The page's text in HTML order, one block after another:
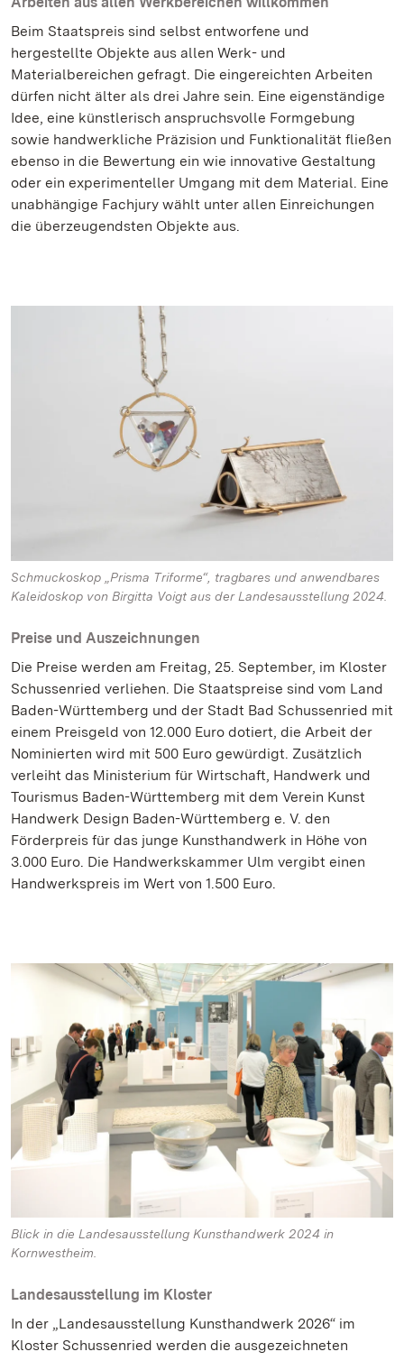
Beim Staatspreis sind selbst entworfene und
hergestellte Objekte aus allen Werk- und
Materialbereichen gefragt. Die eingereichten Arbeiten
dürfen nicht älter als drei Jahre sein. Eine eigenständige
Idee, eine künstlerisch anspruchsvolle Formgebung
sowie handwerkliche Präzision und Funktionalität fließen
ebenso in die Bewertung ein wie innovative Gestaltung
oder ein experimenteller Umgang mit dem Material. Eine
unabhängige Fachjury wählt unter allen Einreichungen
die überzeugendsten Objekte aus.
Schmuckoskop „Prisma Triforme“, tragbares und anwendbares
Kaleidoskop von Birgitta Voigt aus der Landesausstellung 2024.
Preise und Auszeichnungen
Die Preise werden am Freitag, 25. September, im Kloster
Schussenried verliehen. Die Staatspreise sind vom Land
Baden-Württemberg und der Stadt Bad Schussenried mit
einem Preisgeld von 12.000 Euro dotiert, die Arbeit der
Nominierten wird mit 500 Euro gewürdigt. Zusätzlich
verleiht das Ministerium für Wirtschaft, Handwerk und
Tourismus Baden-Württemberg mit dem Verein Kunst
Handwerk Design Baden-Württemberg e. V. den
Förderpreis für das junge Kunsthandwerk in Höhe von
3.000 Euro. Die Handwerkskammer Ulm vergibt einen
Handwerkspreis im Wert von 1.500 Euro.
Blick in die Landesausstellung Kunsthandwerk 2024 in
Kornwestheim.
Landesausstellung im Kloster
In der „Landesausstellung Kunsthandwerk 2026“ im
Kloster Schussenried werden die ausgezeichneten